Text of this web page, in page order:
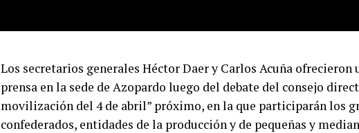
Los secretarios generales Héctor Daer y Carlos Acuña ofrecieron
prensa en la sede de Azopardo luego del debate del consejo
movilización del 4 de abril” próximo, en la que participarán los
confederados, entidades de la producción y de pequeñas y